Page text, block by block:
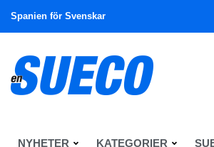
Spanien för Svenskar
NYHETER KATEGORIER